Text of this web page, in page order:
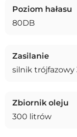
Poziom hałasu
80DB
Zasilanie
silnik trójfazowy
Zbiornik oleju
300 litrów